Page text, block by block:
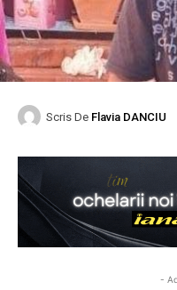
Scris De Flavia DANCIU
-